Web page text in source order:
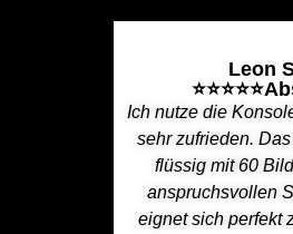
Leon
Ich nutze die
sehr zufrieden.
flüssig mit 60
anspruchsvollen
eignet sich perfekt